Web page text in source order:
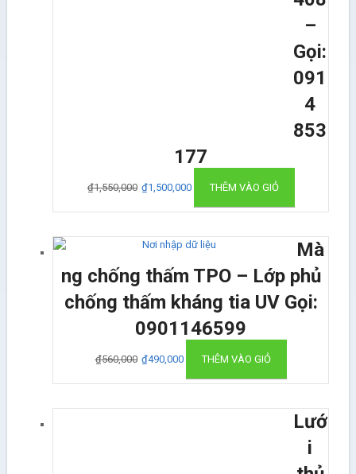
–
Gọi:
091
4
853
177
₫1,550,000 ₫1,500,000 THÊM VÀO GIỎ
Mà
ng chống thấm TPO – Lớp phủ
chống thấm kháng tia UV Gọi:
0901146599
₫560,000 ₫490,000 THÊM VÀO GIỎ
Lướ
i